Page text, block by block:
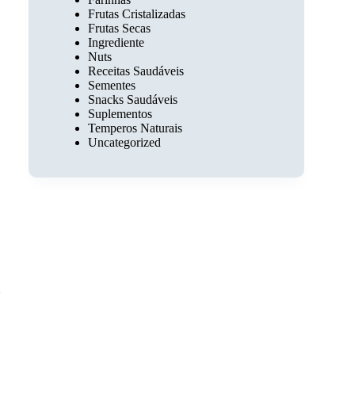
Frutas Cristalizadas
Frutas Secas
Ingrediente
Nuts
Receitas Saudáveis
Sementes
Snacks Saudáveis
Suplementos
Temperos Naturais
Uncategorized